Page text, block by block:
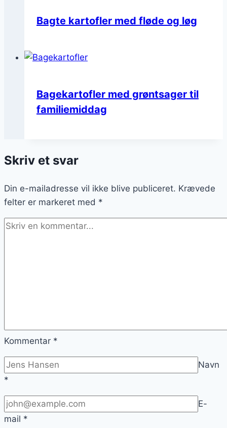
Bagte kartofler med fløde og løg
Bagekartofler med grøntsager til
familiemiddag
Skriv et svar
Din e-mailadresse vil ikke blive publiceret. Krævede
felter er markeret med *
Kommentar *
Navn
*
E-
mail *